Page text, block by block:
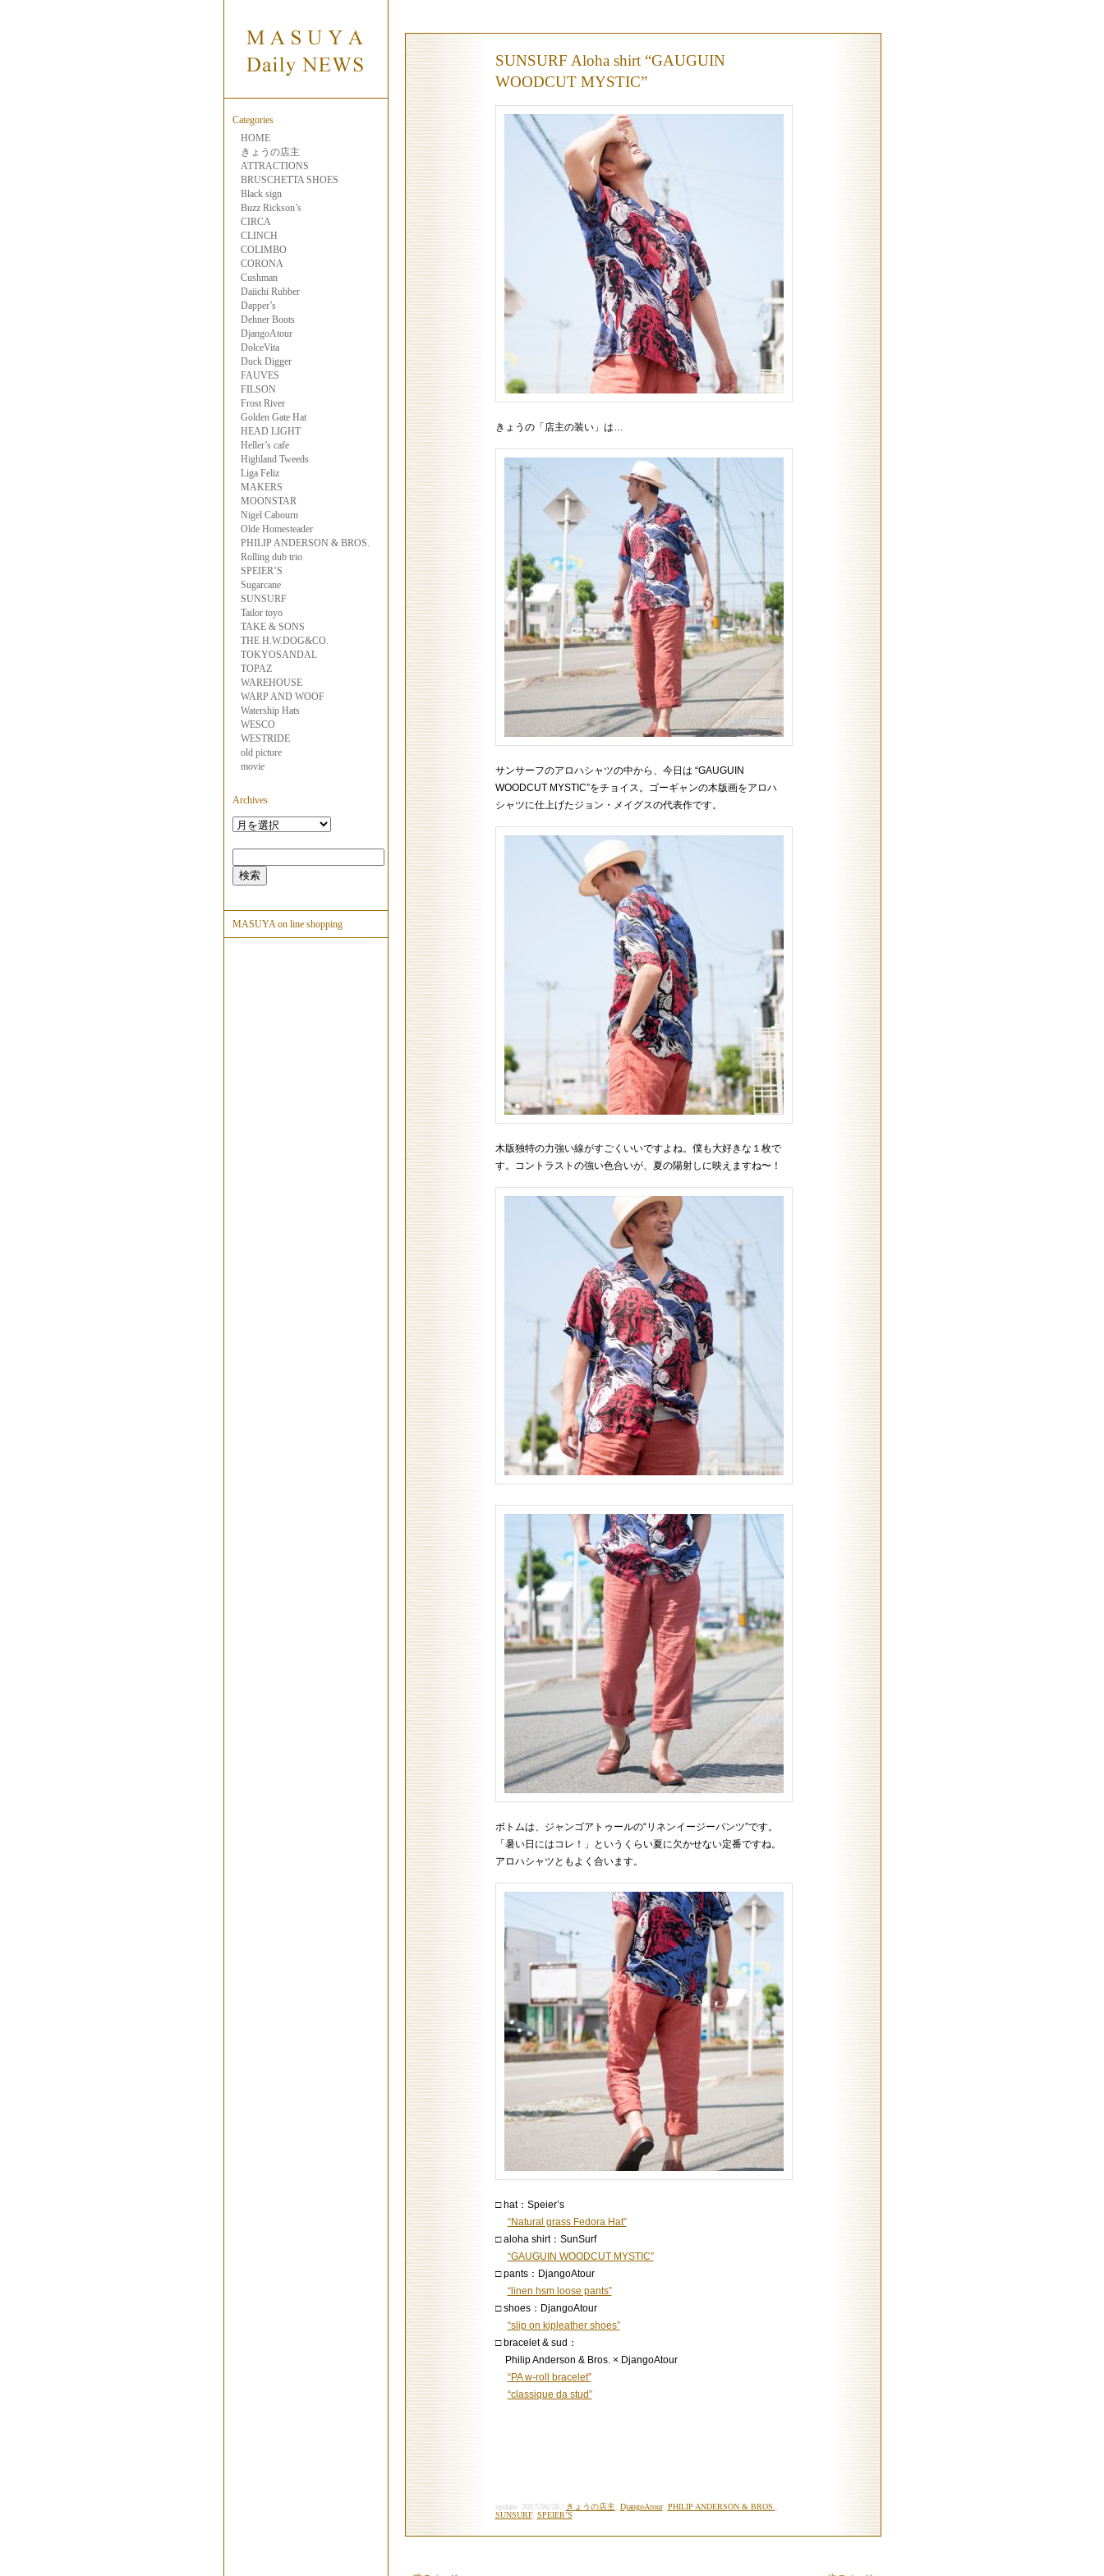
Categories
HOME
きょうの店主
ATTRACTIONS
BRUSCHETTA SHOES
Black sign
Buzz Rickson’s
CIRCA
CLINCH
COLIMBO
CORONA
Cushman
Daiichi Rubber
Dapper’s
Dehner Boots
DjangoAtour
DolceVita
Duck Digger
FAUVES
FILSON
Frost River
Golden Gate Hat
HEAD LIGHT
Heller’s cafe
Highland Tweeds
Liga Feliz
MAKERS
MOONSTAR
Nigel Cabourn
Olde Homesteader
PHILIP ANDERSON & BROS.
Rolling dub trio
SPEIER’S
Sugarcane
SUNSURF
Tailor toyo
TAKE & SONS
THE H.W.DOG&CO.
TOKYOSANDAL
TOPAZ
WAREHOUSE
WARP AND WOOF
Watership Hats
WESCO
WESTRIDE
old picture
movie
Archives
MASUYA on line shopping
SUNSURF Aloha shirt “GAUGUIN
WOODCUT MYSTIC”
きょうの「店主の装い」は…
サンサーフのアロハシャツの中から、今日は “GAUGUIN
WOODCUT MYSTIC”をチョイス。ゴーギャンの木版画をアロハ
シャツに仕上げたジョン・メイグスの代表作です。
木版独特の力強い線がすごくいいですよね。僕も大好きな１枚で
す。コントラストの強い色合いが、夏の陽射しに映えますね〜！
ボトムは、ジャンゴアトゥールの“リネンイージーパンツ”です。
「暑い日にはコレ！」というくらい夏に欠かせない定番ですね。
アロハシャツともよく合います。
□ hat：Speier’s
“Natural grass Fedora Hat”
□ aloha shirt：SunSurf
“GAUGUIN WOODCUT MYSTIC”
□ pants：DjangoAtour
“linen hsm loose pants”
□ shoes：DjangoAtour
“slip on kipleather shoes”
□ bracelet & sud：
Philip Anderson & Bros. × DjangoAtour
“PA w-roll bracelet”
“classique da stud”
update: 2017/06/28 | きょうの店主 DjangoAtour, PHILIP ANDERSON & BROS.
SUNSURF, SPEIER’S